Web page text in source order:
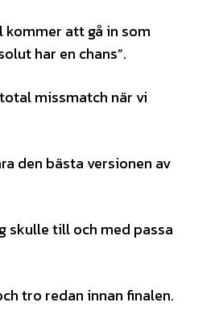
att gå in som
har en chans”.
missmatch när vi
den bästa versionen av
skulle till och med passa
tro redan innan finalen.